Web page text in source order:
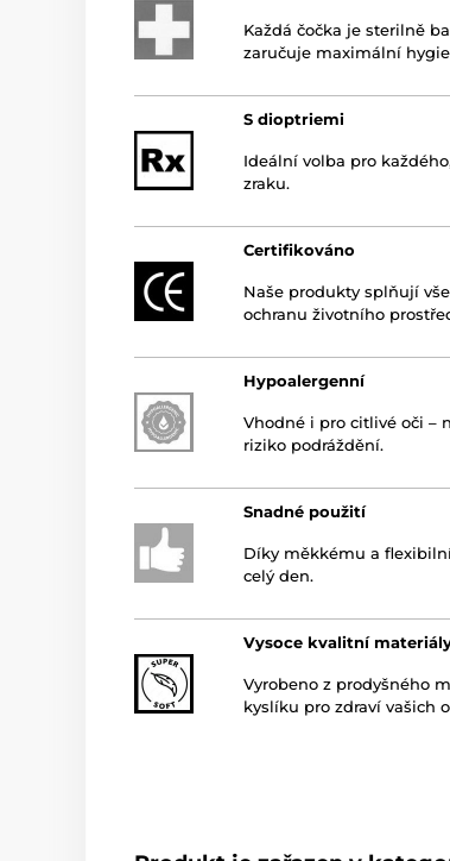
Každá čočka je sterilně
zaručuje maximální
S dioptriemi
Ideální volba pro
zraku.
Certifikováno
Naše produkty splňují
ochranu životního
Hypoalergenní
Vhodné i pro citlivé oči –
riziko podráždění.
Snadné použití
Díky měkkému a
celý den.
Vysoce kvalitní
Vyrobeno z prodyšného
kyslíku pro zdraví vašich